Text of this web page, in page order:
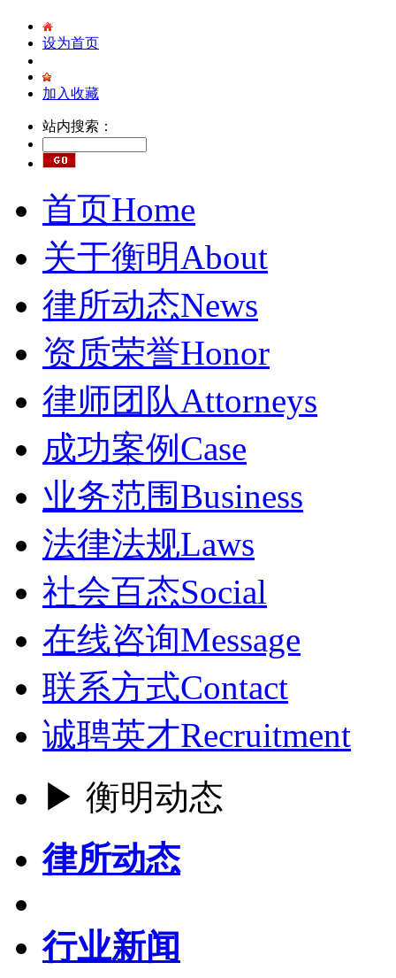
设为首页
加入收藏
站内搜索：
首页Home
关于衡明About
律所动态News
资质荣誉Honor
律师团队Attorneys
成功案例 Case
业务范围Business
法律法规Laws
社会百态Social
在线咨询Message
联系方式Contact
诚聘英才Recruitment
▶ 衡明动态
律所动态
行业新闻